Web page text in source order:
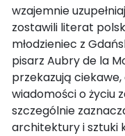
wzajemnie
zostawili literat
młodzieniec z
pisarz Aubry de la
przekazują
wiadomości o życiu
szczególnie
architektury i sztuki